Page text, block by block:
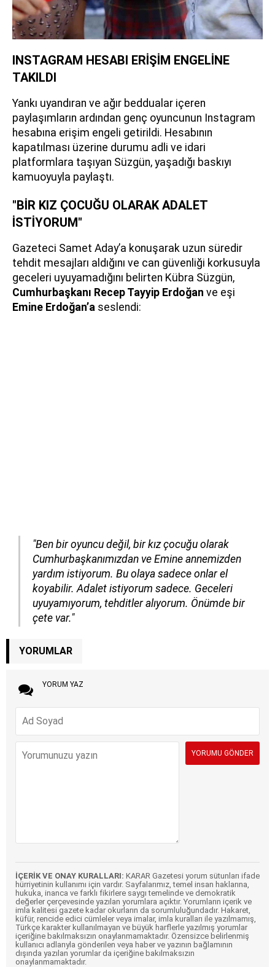
INSTAGRAM HESABI ERİŞİM ENGELİNE
TAKILDI
Yankı uyandıran ve ağır beddualar içeren
paylaşımların ardından genç oyuncunun Instagram
hesabına erişim engeli getirildi. Hesabının
kapatılması üzerine durumu adli ve idari
platformlara taşıyan Süzgün, yaşadığı baskıyı
kamuoyuyla paylaştı.
"BİR KIZ ÇOCUĞU OLARAK ADALET
İSTİYORUM"
Gazeteci Samet Aday’a konuşarak uzun süredir
tehdit mesajları aldığını ve can güvenliği korkusuyla
geceleri uyuyamadığını belirten Kübra Süzgün,
Cumhurbaşkanı Recep Tayyip Erdoğan ve eşi
Emine Erdoğan’a seslendi:
"Ben bir oyuncu değil, bir kız çocuğu olarak
Cumhurbaşkanımızdan ve Emine annemizden
yardım istiyorum. Bu olaya sadece onlar el
koyabilir. Adalet istiyorum sadece. Geceleri
uyuyamıyorum, tehditler alıyorum. Önümde bir
çete var."
YORUMLAR
YORUM YAZ
İÇERİK VE ONAY KURALLARI: KARAR Gazetesi yorum sütunları ifade
hürriyetinin kullanımı için vardır. Sayfalarımız, temel insan haklarına,
hukuka, inanca ve farklı fikirlere saygı temelinde ve demokratik
değerler çerçevesinde yazılan yorumlara açıktır. Yorumların içerik ve
imla kalitesi gazete kadar okurların da sorumluluğundadır. Hakaret,
küfür, rencide edici cümleler veya imalar, imla kuralları ile yazılmamış,
Türkçe karakter kullanılmayan ve büyük harflerle yazılmış yorumlar
içeriğine bakılmaksızın onaylanmamaktadır. Özensizce belirlenmiş
kullanıcı adlarıyla gönderilen veya haber ve yazının bağlamının
dışında yazılan yorumlar da içeriğine bakılmaksızın
onaylanmamaktadır.